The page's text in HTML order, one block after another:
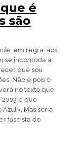
é
são
em regra, aos
se incomoda a
que sou
Não é pois o
no texto que
e que
Mas seria
fascista do